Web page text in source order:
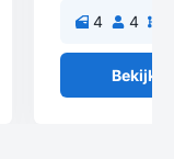
4 4
Bekijk